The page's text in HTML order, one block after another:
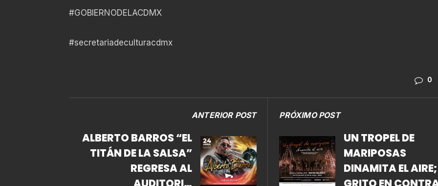
#GOBIERNODELACDMX
#secretariadeculturacdmx
0
ANTERIOR POST
ALBERTO BARROS “EL
TITÁN DE LA SALSA”
REGRESA AL
AUDITORIO
PRÓXIMO POST
UN TROPEL DE
MARIPOSAS
DINAMITA EL
GRITO EN